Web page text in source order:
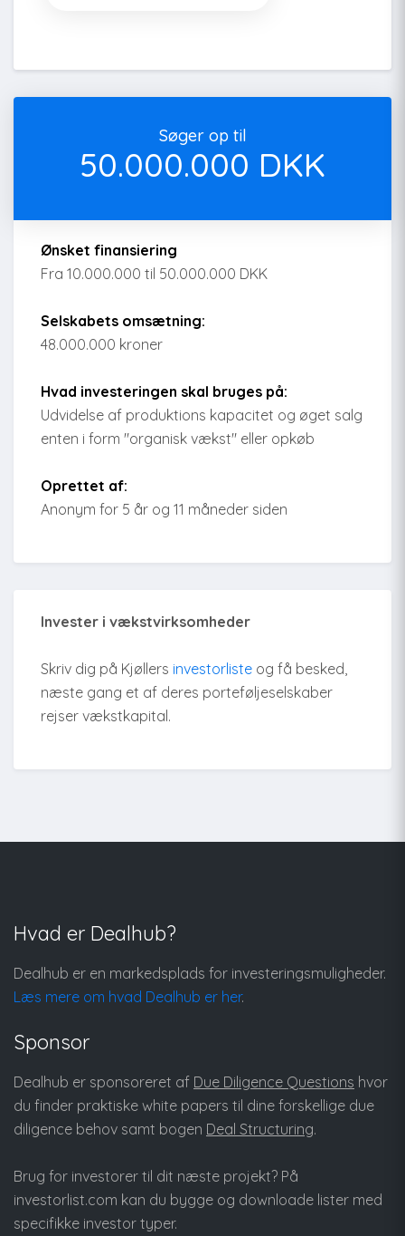
Søger op til
50.000.000 DKK
Ønsket finansiering
Fra 10.000.000 til 50.000.000 DKK
Selskabets omsætning:
48.000.000 kroner
Hvad investeringen skal bruges på:
Udvidelse af produktions kapacitet og øget salg
enten i form "organisk vækst" eller opkøb
Oprettet af:
Anonym for 5 år og 11 måneder siden
Invester i vækstvirksomheder
Skriv dig på Kjøllers investorliste og få besked,
næste gang et af deres porteføljeselskaber
rejser vækstkapital.
Hvad er Dealhub?
Dealhub er en markedsplads for investeringsmuligheder.
Læs mere om hvad Dealhub er her.
Sponsor
Dealhub er sponsoreret af Due Diligence Questions hvor
du finder praktiske white papers til dine forskellige due
diligence behov samt bogen Deal Structuring.
Brug for investorer til dit næste projekt? På
investorlist.com kan du bygge og downloade lister med
specifikke investor typer.